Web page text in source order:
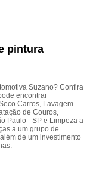
pintura
Suzano? Confira
encontrar
Carros, Lavagem
de Couros,
Paulo - SP e Limpeza a
a um grupo de
de um investimento